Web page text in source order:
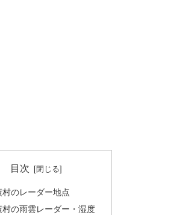
目次
村のレーダー地点
村の雨雲レーダー・湿度